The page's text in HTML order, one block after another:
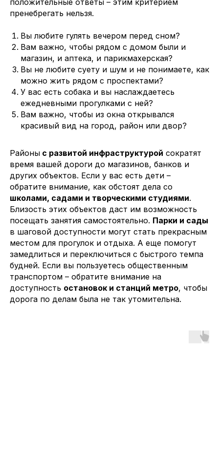
положительные ответы – этим критерием
пренебрегать нельзя.
Вы любите гулять вечером перед сном?
Вам важно, чтобы рядом с домом были и
магазин, и аптека, и парикмахерская?
Вы не любите суету и шум и не понимаете, как
можно жить рядом с проспектами?
У вас есть собака и вы наслаждаетесь
ежедневными прогулками с ней?
Вам важно, чтобы из окна открывался
красивый вид на город, район или двор?
Районы с развитой инфраструктурой сократят
время вашей дороги до магазинов, банков и
других объектов. Если у вас есть дети –
обратите внимание, как обстоят дела со
школами, садами и творческими студиями.
Близость этих объектов даст им возможность
посещать занятия самостоятельно. Парки и сады
в шаговой доступности могут стать прекрасным
местом для прогулок и отдыха. А еще помогут
замедлиться и переключиться с быстрого темпа
будней. Если вы пользуетесь общественным
транспортом – обратите внимание на
доступность остановок и станций метро, чтобы
дорога по делам была не так утомительна.